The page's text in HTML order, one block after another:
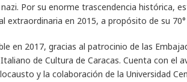
Por su enorme trascendencia histórica,
extraordinaria en 2015, a propósito de su 70°
en 2017, gracias al patrocinio de las
de Cultura de Caracas. Cuenta con el
y la colaboración de la Universidad